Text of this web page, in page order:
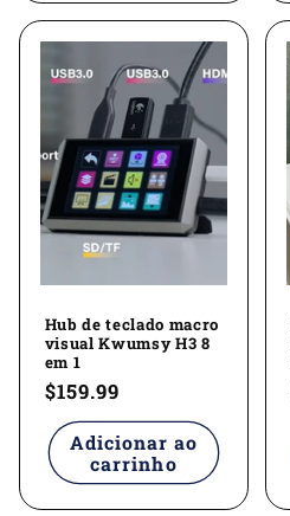
Hub de teclado macro
visual Kwumsy H3 8
em 1
Preço
normal
$159.99
Adicionar ao
carrinho